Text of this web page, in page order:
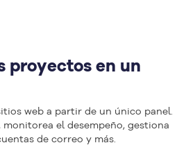
proyectos en un
web a partir de un único panel.
el desempeño, gestiona
de correo y más.